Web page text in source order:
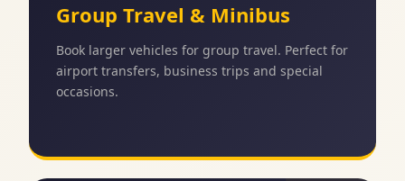
Group Travel & Minibus
Book larger vehicles for group travel. Perfect for
airport transfers, business trips and special
occasions.